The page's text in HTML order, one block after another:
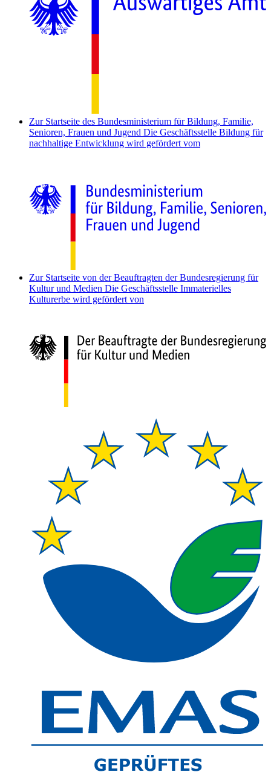
Zur Startseite des Bundesministerium für Bildung, Familie,
Senioren, Frauen und Jugend Die Geschäftsstelle Bildung für
nachhaltige Entwicklung wird gefördert vom
Zur Startseite von der Beauftragten der Bundesregierung für
Kultur und Medien Die Geschäftsstelle Immaterielles
Kulturerbe wird gefördert von